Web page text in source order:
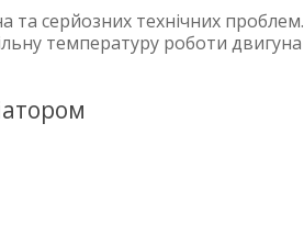
та серйозних технічних проблем.
температуру роботи двигуна